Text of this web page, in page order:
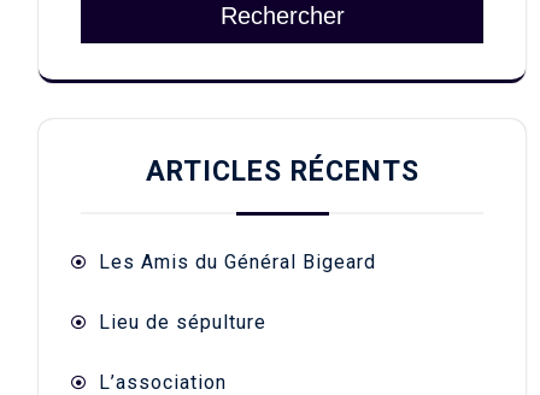
Rechercher
ARTICLES RÉCENTS
Les Amis du Général Bigeard
Lieu de sépulture
L’association